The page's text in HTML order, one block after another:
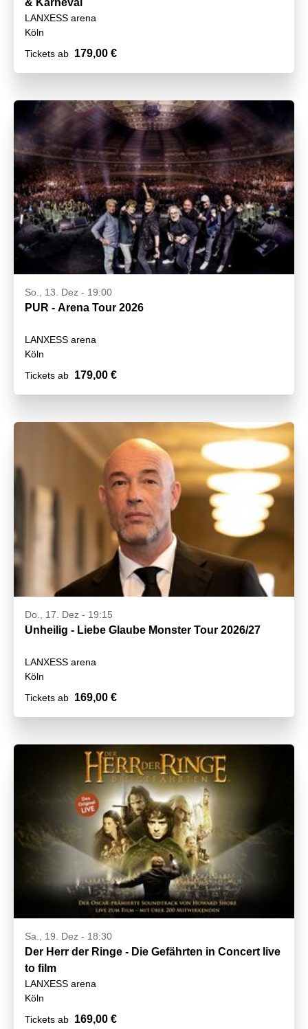
LANXESS arena
Köln
Tickets ab 179,00 €
So., 13. Dez - 19:00
PUR - Arena Tour 2026
LANXESS arena
Köln
Tickets ab 179,00 €
Do., 17. Dez - 19:15
Unheilig - Liebe Glaube Monster Tour 2026/27
LANXESS arena
Köln
Tickets ab 169,00 €
Sa., 19. Dez - 18:30
Der Herr der Ringe - Die Gefährten in Concert live
to film
LANXESS arena
Köln
Tickets ab 169,00 €